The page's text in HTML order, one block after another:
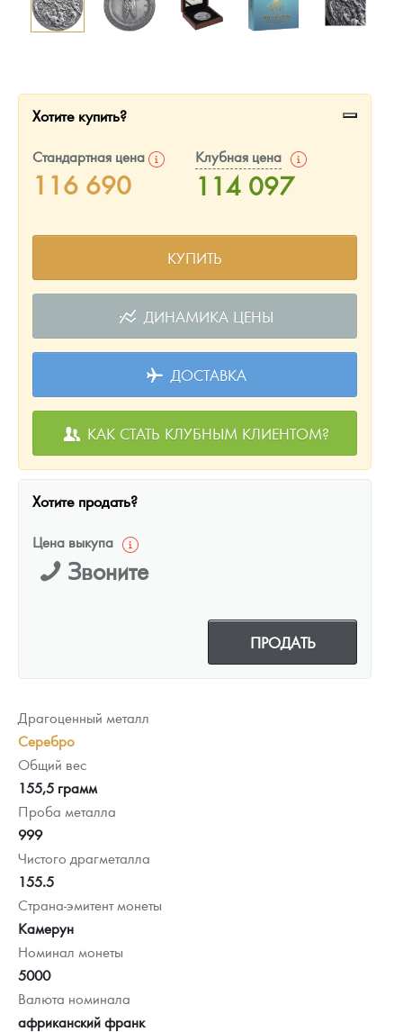
Русская нумизматика
Монеты и жетоны из недрагоценных металлов
Книги по нумизматике
Хотите купить?
Стандартная цена
116 690
Клубная цена
114 097
КУПИТЬ
ДИНАМИКА ЦЕНЫ
ДОСТАВКА
КАК СТАТЬ КЛУБНЫМ КЛИЕНТОМ?
Хотите продать?
Цена выкупа
Звоните
ПРОДАТЬ
Драгоценный металл
Серебро
Общий вес
155,5 грамм
Проба металла
999
Чистого драгметалла
155.5
Страна-эмитент монеты
Камерун
Номинал монеты
5000
Валюта номинала
африканский франк